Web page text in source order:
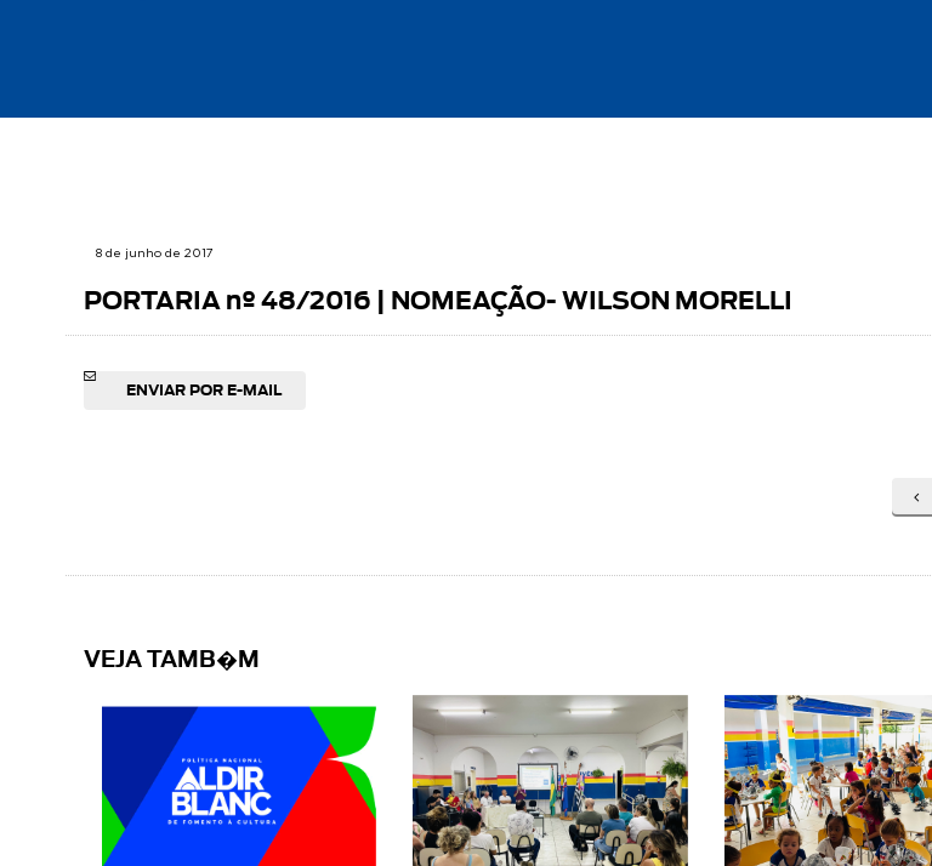
8 de junho de 2017
PORTARIA nº 48/2016 | NOMEAÇÃO- WILSON MORELLI
ENVIAR POR E-MAIL
VEJA TAMB�M